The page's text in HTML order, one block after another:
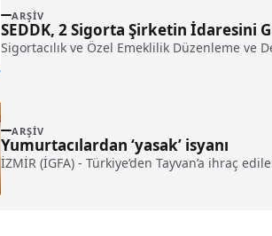
ARŞIV
SEDDK, 2 Sigorta Şirketin İdaresini
Sigortacılık ve Özel Emeklilik Düzenleme ve
ARŞIV
Yumurtacılardan ‘yasak’ isyanı
İZMİR (İGFA) - Türkiye’den Tayvan’a ihraç